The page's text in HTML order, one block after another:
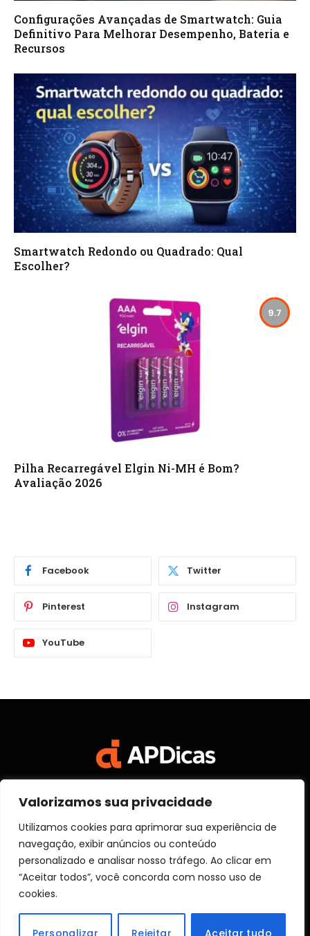
Valorizamos sua privacidade
Utilizamos cookies para aprimorar sua experiência de
navegação, exibir anúncios ou conteúdo
personalizado e analisar nosso tráfego. Ao clicar em
“Aceitar todos”, você concorda com nosso uso de
cookies.
Personalizar Rejeitar Aceitar tudo
Configurações Avançadas de Smartwatch: Guia
Definitivo Para Melhorar Desempenho, Bateria e
Recursos
Smartwatch Redondo ou Quadrado: Qual
Escolher?
9.7
Pilha Recarregável Elgin Ni-MH é Bom?
Avaliação 2026
Facebook Twitter
Pinterest Instagram
YouTube
(Twitter)
SOBRE NÓS
POLITICA DE PRIVACIDADE
TERMOS DE USO
© 2026 Aprender Dicas